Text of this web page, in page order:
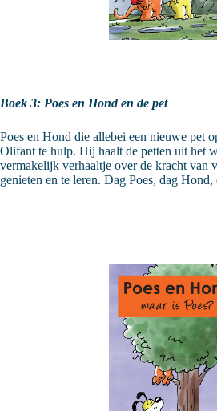
Boek 3: Poes en Hond en de pet
Poes en Hond die allebei een nieuwe pet
Olifant te hulp. Hij haalt de petten uit het
vermakelijk verhaaltje over de kracht van
genieten en te leren. Dag Poes, dag